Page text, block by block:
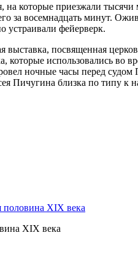
которые приезжали
за восемнадцать минут.
устраивали фейерверк.
выставка, посвященная
использовались во
ночные часы перед
Пичугина близка по типу к
XIX века
XIX века